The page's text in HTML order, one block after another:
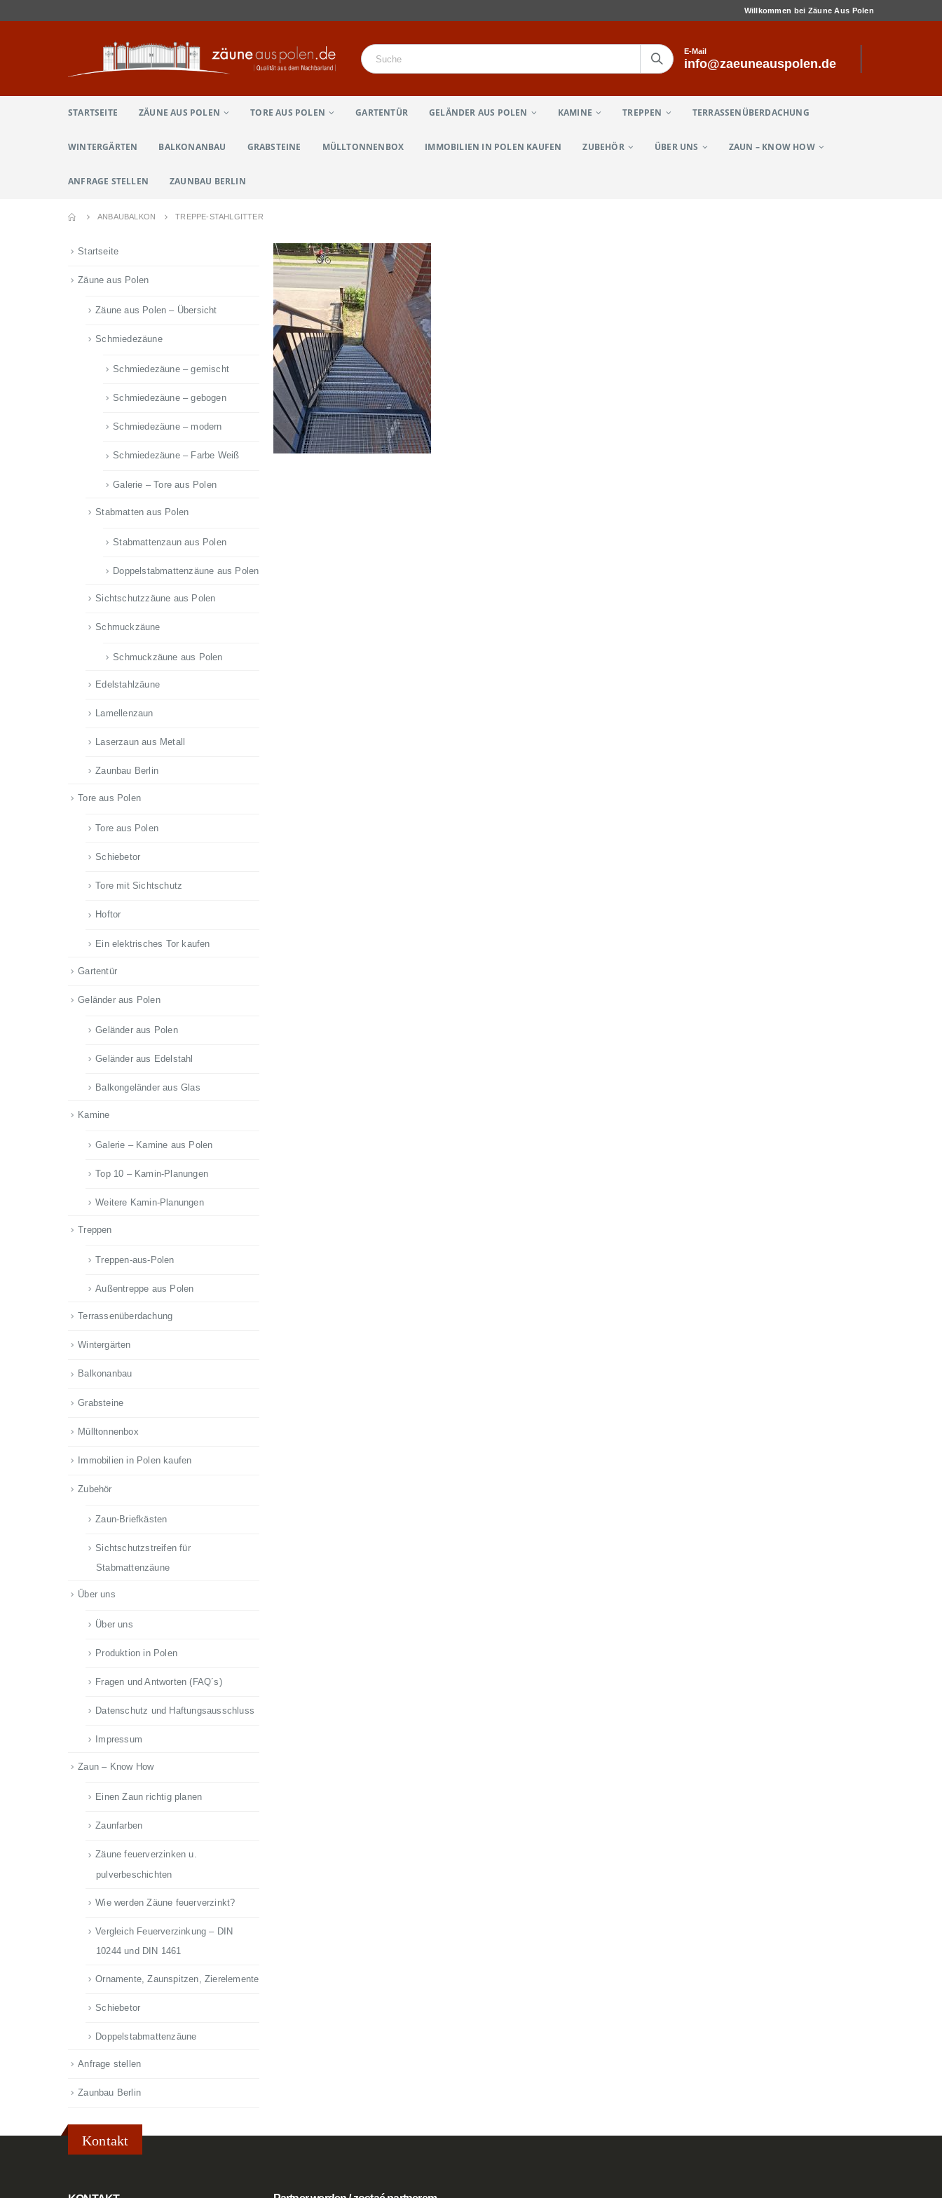
Willkommen bei Zäune Aus Polen
E-Mail
info@zaeuneauspolen.de
STARTSEITE ZÄUNE AUS POLEN TORE AUS POLEN GARTENTÜR GELÄNDER AUS POLEN KAMINE TREPPEN TERRASSENÜBERDACHUNG
WINTERGÄRTEN BALKONANBAU GRABSTEINE MÜLLTONNENBOX IMMOBILIEN IN POLEN KAUFEN ZUBEHÖR ÜBER UNS ZAUN – KNOW HOW
ANFRAGE STELLEN ZAUNBAU BERLIN
ANBAUBALKON TREPPE-STAHLGITTER
Startseite
Zäune aus Polen
Zäune aus Polen – Übersicht
Schmiedezäune
Schmiedezäune – gemischt
Schmiedezäune – gebogen
Schmiedezäune – modern
Schmiedezäune – Farbe Weiß
Galerie – Tore aus Polen
Stabmatten aus Polen
Stabmattenzaun aus Polen
Doppelstabmattenzäune aus Polen
Sichtschutzzäune aus Polen
Schmuckzäune
Schmuckzäune aus Polen
Edelstahlzäune
Lamellenzaun
Laserzaun aus Metall
Zaunbau Berlin
Tore aus Polen
Tore aus Polen
Schiebetor
Tore mit Sichtschutz
Hoftor
Ein elektrisches Tor kaufen
Gartentür
Geländer aus Polen
Geländer aus Polen
Geländer aus Edelstahl
Balkongeländer aus Glas
Kamine
Galerie – Kamine aus Polen
Top 10 – Kamin-Planungen
Weitere Kamin-Planungen
Treppen
Treppen-aus-Polen
Außentreppe aus Polen
Terrassenüberdachung
Wintergärten
Balkonanbau
Grabsteine
Mülltonnenbox
Immobilien in Polen kaufen
Zubehör
Zaun-Briefkästen
Sichtschutzstreifen für
Stabmattenzäune
Über uns
Über uns
Produktion in Polen
Fragen und Antworten (FAQ´s)
Datenschutz und Haftungsausschluss
Impressum
Zaun – Know How
Einen Zaun richtig planen
Zaunfarben
Zäune feuerverzinken u.
pulverbeschichten
Wie werden Zäune feuerverzinkt?
Vergleich Feuerverzinkung – DIN
10244 und DIN 1461
Ornamente, Zaunspitzen, Zierelemente
Schiebetor
Doppelstabmattenzäune
Anfrage stellen
Zaunbau Berlin
Kontakt